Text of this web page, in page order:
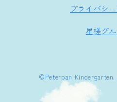
プライバシ
星槎グ
©︎Peterpan Kindergarten.